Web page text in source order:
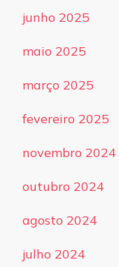
junho 2025
maio 2025
março 2025
fevereiro 2025
novembro 2024
outubro 2024
agosto 2024
julho 2024